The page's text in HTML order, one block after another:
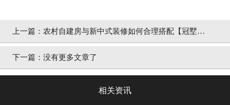
上一篇： 农村自建房与新中式装修如何合理搭配【冠墅阳
光】
下一篇： 没有更多文章了
相关资讯